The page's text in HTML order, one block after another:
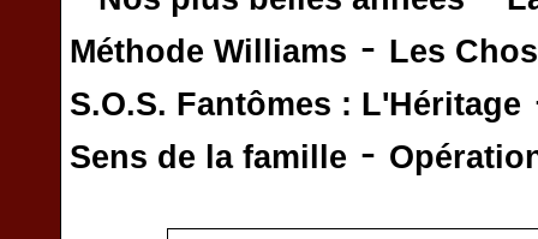
Méthode Williams - Les
S.O.S. Fantômes : L'Héritage
Sens de la famille -